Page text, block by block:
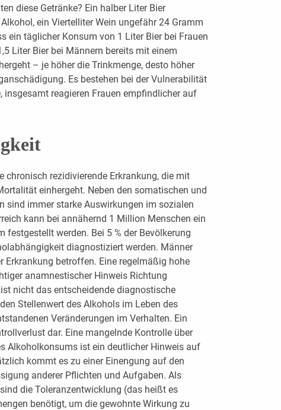
diese Getränke? Ein halber Liter Bier
ein Viertelliter Wein ungefähr 24 Gramm
ein täglicher Konsum von 1 Liter Bier bei Frauen
Liter Bier bei Männern bereits mit einem
– je höher die Trinkmenge, desto höher
Es bestehen bei der Vulnerabilität
insgesamt reagieren Frauen empfindlicher auf
chronisch rezidivierende Erkrankung, die mit
einhergeht. Neben den somatischen und
sind immer starke Auswirkungen im sozialen
kann bei annähernd 1 Million Menschen ein
festgestellt werden. Bei 5 % der Bevölkerung
diagnostiziert werden. Männer
Erkrankung betroffen. Eine regelmäßig hohe
anamnestischer Hinweis Richtung
nicht das entscheidende diagnostische
Stellenwert des Alkohols im Leben des
Veränderungen im Verhalten. Ein
dar. Eine mangelnde Kontrolle über
Alkoholkonsums ist ein deutlicher Hinweis auf
kommt es zu einer Einengung auf den
anderer Pflichten und Aufgaben. Als
die Toleranzentwicklung (das heißt es
benötigt, um die gewohnte Wirkung zu